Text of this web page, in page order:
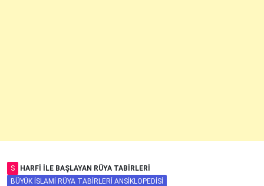
S
HARFI ILE BAŞLAYAN RÜYA TABIRLERI
BÜYÜK İSLAMI RÜYA TABIRLERI ANSIKLOPEDISI